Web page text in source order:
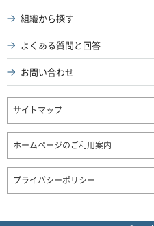
組織から探す
よくある質問と回答
お問い合わせ
サイトマップ
ホームページのご利用案内
プライバシーポリシー